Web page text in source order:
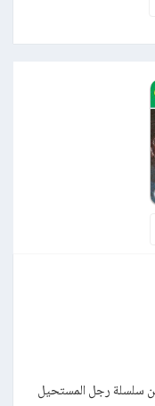
سلسلة رجل المستحيل